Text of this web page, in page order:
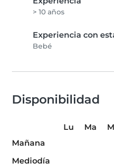
> 10 años
Experiencia con
Bebé
Disponibilidad
Lu Ma
Mañana
Mediodía